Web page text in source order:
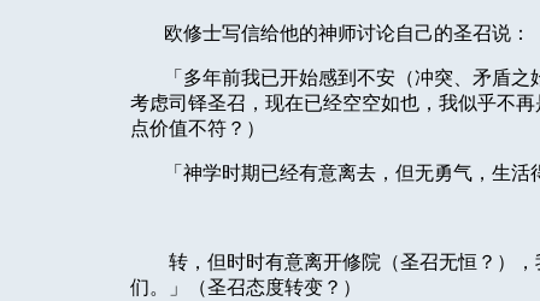
欧修士写信给他的神师讨论自己的圣召说：
「多年前我已开始感到不安（冲突、矛盾
考虑司铎圣召，现在已经空空如也，我似乎不
点价值不符？）
「神学时期已经有意离去，但无勇气，生
转，但时时有意离开修院（圣召无恒？）
们。」（圣召态度转变？）